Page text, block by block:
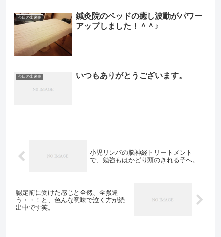
今日の出来事
鍼灸院のベッドの癒し波動がパワー
アップしました！＾＾♪
今日の出来事 いつもありがとうございます。
小児リンパの脳神経トリートメント
で、勉強もはかどり頭のきれる子へ。
認定前に受けた感じと全然、全然違
う・・！と、色んな意味で泣く方が続
出中です笑。